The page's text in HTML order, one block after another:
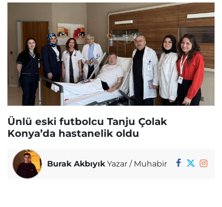
Ünlü eski futbolcu Tanju Çolak
Konya’da hastanelik oldu
Burak AkbıyıkYazar / Muhabir